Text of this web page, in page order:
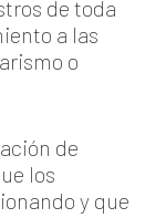
de toda
a las
o
de
los
y que